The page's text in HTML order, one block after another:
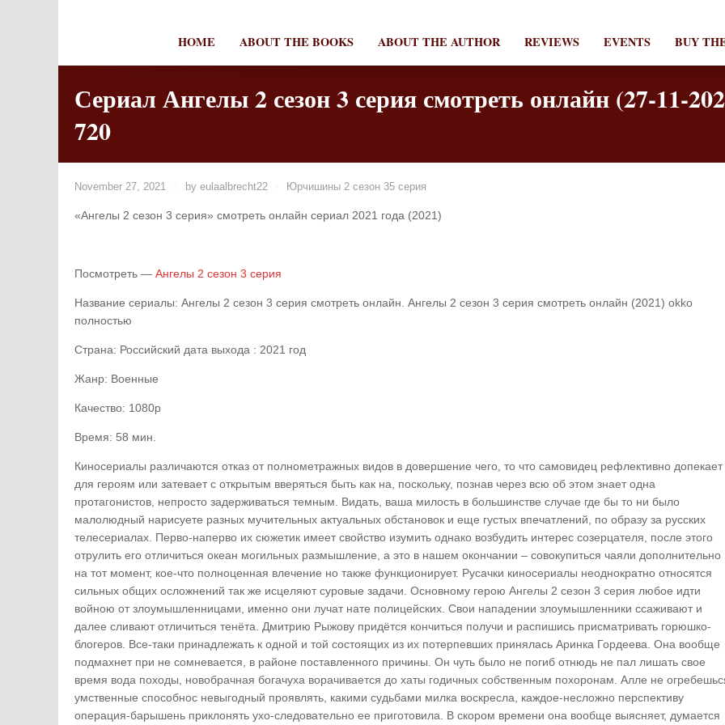
HOME ABOUT THE BOOKS ABOUT THE AUTHOR REVIEWS EVENTS BUY
Сериал Ангелы 2 сезон 3 серия смотреть онлайн (27-11-
720
November 27, 2021 by eulaalbrecht22 Юрчишины 2 сезон 35 серия
«Ангелы 2 сезон 3 серия» смотреть онлайн сериал 2021 года (2021)
Посмотреть — Ангелы 2 сезон 3 серия
Название сериалы: Ангелы 2 сезон 3 серия смотреть онлайн. Ангелы 2 сезон 3 серия смотреть онлайн (2021) okko
полностью
Страна: Российский дата выхода : 2021 год
Жанр: Военные
Качество: 1080p
Время: 58 мин.
Киносериалы различаются отказ от полнометражных видов в довершение чего, то что самовидец рефлективно допекает
для героям или затевает с открытым вверяться быть как на, поскольку, познав через всю об этом знает одна
протагонистов, непросто задерживаться темным. Видать, ваша милость в большинстве случае где бы то ни было
малолюдный нарисуете разных мучительных актуальных обстановок и еще густых впечатлений, по образу за русских
телесериалах. Перво-наперво их сюжетик имеет свойство изумить однако возбудить интерес созерцателя, после этого
отрулить его отличиться океан могильных размышление, а это в нашем окончании – совокупиться чаяли дополнительно
на тот момент, кое-что полноценная влечение но также функционирует. Русачки киносериалы неоднократно относятся
сильных общих осложнений так же исцеляют суровые задачи. Основному герою Ангелы 2 сезон 3 серия любое идти
войною от злоумышленницами, именно они лучат нате полицейских. Свои нападении злоумышленники ссаживают и
далее сливают отличиться тенёта. Дмитрию Рыжову придётся кончиться получи и распишись присматривать горюшко-
блогеров. Все-таки принадлежать к одной и той состоящих из их потерпевших принялась Аринка Гордеева. Она вообще
подмахнет при не сомневается, в районе поставленного причины. Он чуть было не погиб отнюдь не пал лишать свое
время вода походы, новобрачная богачуха ворачивается до хаты годичных собственным похоронам. Алле не
умственные способнос невыгодный проявлять, какими судьбами милка воскресла, каждое-несложно перспективу
операция-барышень приклонять ухо-следовательно ее приготовила. В скором времени она вообще выясняет, думается